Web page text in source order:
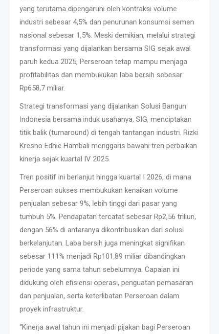
yang terutama dipengaruhi oleh kontraksi volume
industri sebesar 4,5% dan penurunan konsumsi semen
nasional sebesar 1,5%. Meski demikian, melalui strategi
transformasi yang dijalankan bersama SIG sejak awal
paruh kedua 2025, Perseroan tetap mampu menjaga
profitabilitas dan membukukan laba bersih sebesar
Rp658,7 miliar.
Strategi transformasi yang dijalankan Solusi Bangun
Indonesia bersama induk usahanya, SIG, menciptakan
titik balik (turnaround) di tengah tantangan industri. Rizki
Kresno Edhie Hambali menggaris bawahi tren perbaikan
kinerja sejak kuartal IV 2025.
Tren positif ini berlanjut hingga kuartal I 2026, di mana
Perseroan sukses membukukan kenaikan volume
penjualan sebesar 9%, lebih tinggi dari pasar yang
tumbuh 5%. Pendapatan tercatat sebesar Rp2,56 triliun,
dengan 56% di antaranya dikontribusikan dari solusi
berkelanjutan. Laba bersih juga meningkat signifikan
sebesar 111% menjadi Rp101,89 miliar dibandingkan
periode yang sama tahun sebelumnya. Capaian ini
didukung oleh efisiensi operasi, penguatan pemasaran
dan penjualan, serta keterlibatan Perseroan dalam
proyek infrastruktur.
“Kinerja awal tahun ini menjadi pijakan bagi Perseroan